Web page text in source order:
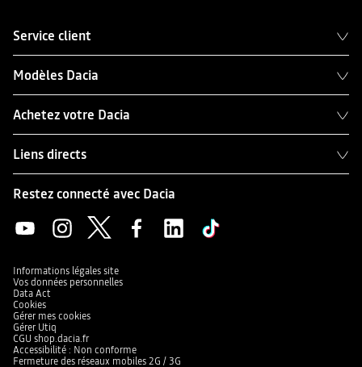
Service client
Modèles Dacia
Achetez votre Dacia
Liens directs
Restez connecté avec Dacia
Informations légales site
Vos données personnelles
Data Act
Cookies
Gérer mes cookies
Gérer Utiq
CGU shop.dacia.fr
Accessibilité : Non conforme
Fermeture des réseaux mobiles 2G / 3G